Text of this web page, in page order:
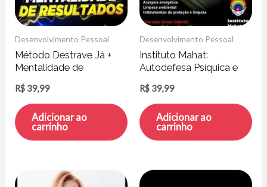
Desenvolvimento Pessoal
Método Destrave Já +
Mentalidade de
Pogne
R$ 39,99
Adicionar ao
carrinho
Desenvolvimento Pessoal
Instituto Mahat:
Autodefesa Psíquica e
Cafarelli
R$ 39,99
Adicionar ao
carrinho